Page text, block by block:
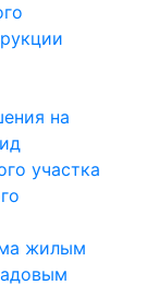
на
участка
жилым